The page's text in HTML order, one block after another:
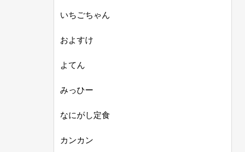
いちごちゃん
およすけ
よてん
みっひー
なにがし定食
カンカン